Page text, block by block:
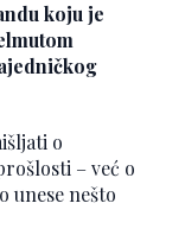
koju je
o
– već o
unese nešto